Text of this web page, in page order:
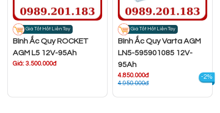
Giá Tốt Hốt Liền Tay
Bình Ắc Quy ROCKET
AGM L5 12V-95Ah
Giá: 3.500.000đ
Giá Tốt Hốt Liền Tay
Bình Ắc Quy Varta AGM
LN5-595901085 12V-
95Ah
4.850.000đ
4.950.000đ
-2%